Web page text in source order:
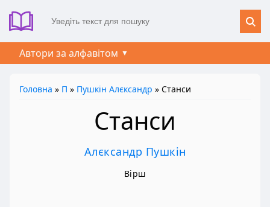
Автори за алфавітом
Головна » П » Пушкін Алєксандр » Станси
Станси
Алєксандр Пушкін
Вірш